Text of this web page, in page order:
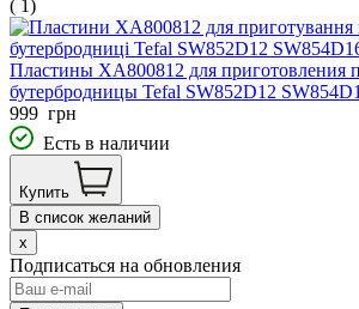
( 1)
Пластины XA800812 для приготовления
бутербродницы Tefal SW852D12
999 грн
Есть в наличии
Купить
В список желаний
x
Подписаться на обновления